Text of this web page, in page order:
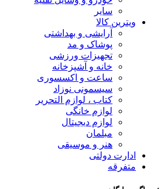
سایر
ویترین کالا
آرایشی و بهداشتی
پوشاک و مد
تجهیزات ورزشی
خانه و آشپزخانه
ساعت و اکسسوری
سیسمونی نوزاد
کتاب ، لوازم التحریر
لوازم خانگی
لوازم دیجیتال
مبلمان
هنر و موسیقی
ادارت دولتی
متفرقه